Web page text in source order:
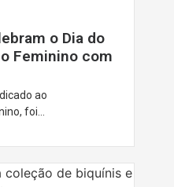
o Dia do
Feminino com
ao
foi...